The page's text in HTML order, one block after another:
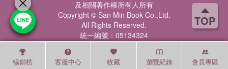
TOP
暢銷榜 客服中心 收藏 瀏覽紀錄 會員專區
及相關著作權所有人所有
Copyright © San Min Book Co.,Ltd.
All Rights Reserved.
統一編號：05134324